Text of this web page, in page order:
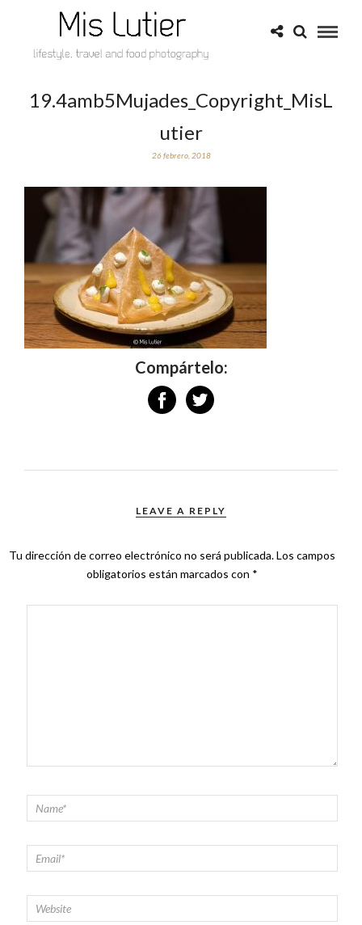
19.4amb5Mujades_Copyright_MisL
utier
26 febrero, 2018
Compártelo:
LEAVE A REPLY
Tu dirección de correo electrónico no será publicada.Los campos
obligatorios están marcados con *